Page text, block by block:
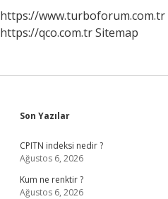
https://www.turboforum.com.tr
https://qco.com.trSitemap
Sidebar
Son Yazılar
CPITN indeksi nedir ?
Ağustos 6, 2026
Kum ne renktir ?
Ağustos 6, 2026